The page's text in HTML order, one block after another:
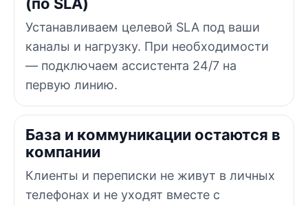
Устанавливаем целевой SLA под ваши
каналы и нагрузку. При необходимости
— подключаем ассистента 24/7 на
первую линию.
База и коммуникации остаются в
компании
Клиенты и переписки не живут в личных
телефонах и не уходят вместе с